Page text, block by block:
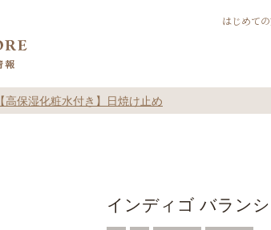
はじめて
【高保湿化粧水付き】日焼け止め
インディゴ バラン